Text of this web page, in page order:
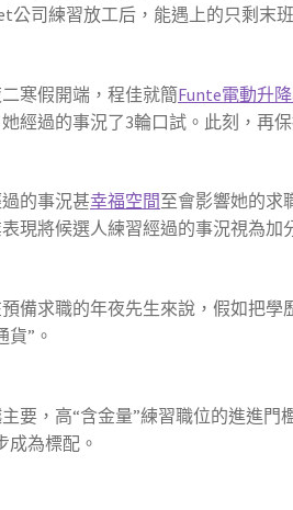
公司練習放工后，能遇上的只剩末
假開端，程佳就簡Funte電動升
經過的事況了3輪口試。此刻，再
的事況甚幸福空間至會影響她的求
現將候選人練習經過的事況視為加
求職的年夜先生來說，假如把學
貨”。
，高“含金量”練習職位的進進門檻
成為標配。